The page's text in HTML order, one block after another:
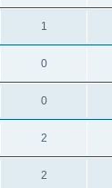
1
0
0
2
2